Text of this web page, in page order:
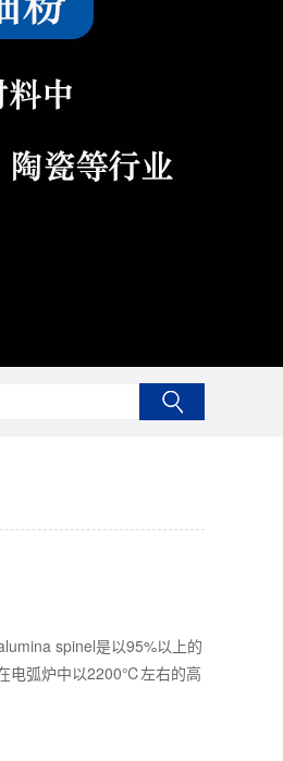
spinel是以95%以上的
电弧炉中以2200℃左右的高